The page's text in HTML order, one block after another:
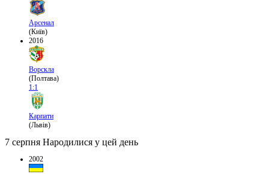
Арсенал
(Київ)
2016
Ворскла
(Полтава)
1:1
Карпати
(Львів)
7 серпня Народилися у цей день
2002